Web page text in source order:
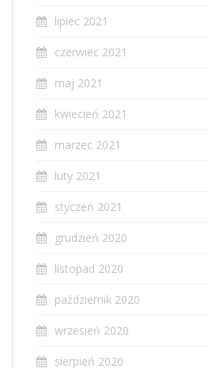
lipiec 2021
czerwiec 2021
maj 2021
kwiecień 2021
marzec 2021
luty 2021
styczeń 2021
grudzień 2020
listopad 2020
październik 2020
wrzesień 2020
sierpień 2020